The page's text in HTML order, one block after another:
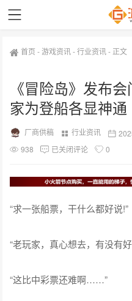
首页 -游戏资讯-行业资讯- 正文
《冒险岛》发布
家为登船各显神通
厂商供稿 行业资讯
938
已关闭评论 0
“求一张船票，干什么都好说!”
“老玩家，真心想去，有没有
“这比中彩票还难啊……”